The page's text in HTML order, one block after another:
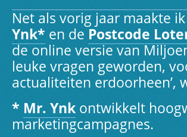
Net als vorig jaar maakte
Ynk* en de Postcode
de online versie van
leuke vragen geworden,
actualiteiten erdoorheen’,
* Mr. Ynk ontwikkelt
marketingcampagnes.